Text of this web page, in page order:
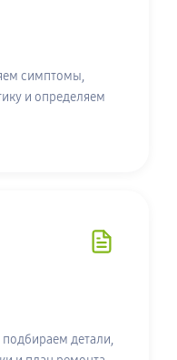
симптомы,
и определяем
детали,